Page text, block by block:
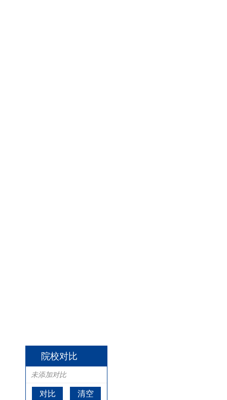
院校对比
未添加对比
对比 清空